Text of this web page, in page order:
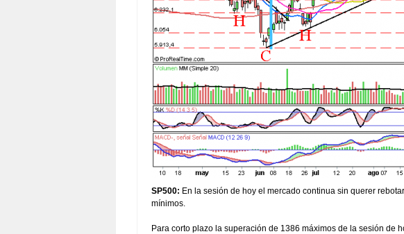
SP500: En la sesión de hoy el mercado continua sin querer
mínimos.
Para corto plazo la superación de 1386 máximos de la sesión de